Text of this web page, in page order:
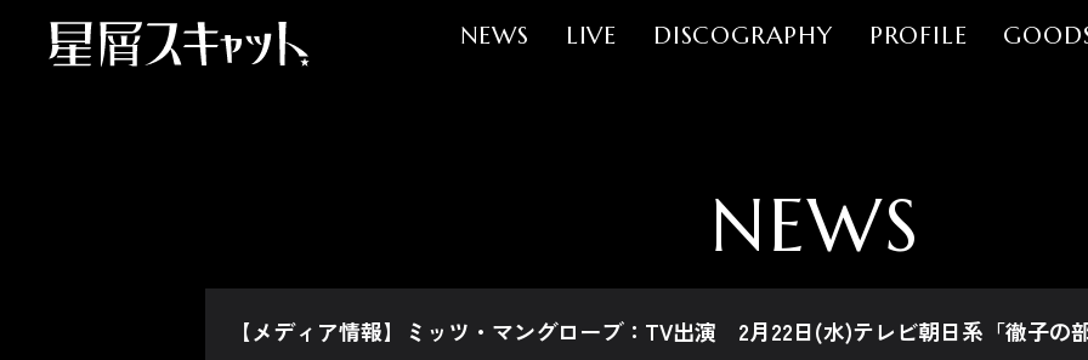
NEWS LIVE DISCOGRAPHY PROFILE
NEWS
【メディア情報】ミッツ・マングローブ：TV出演 2月22日(水)テレビ朝日系「徹子の